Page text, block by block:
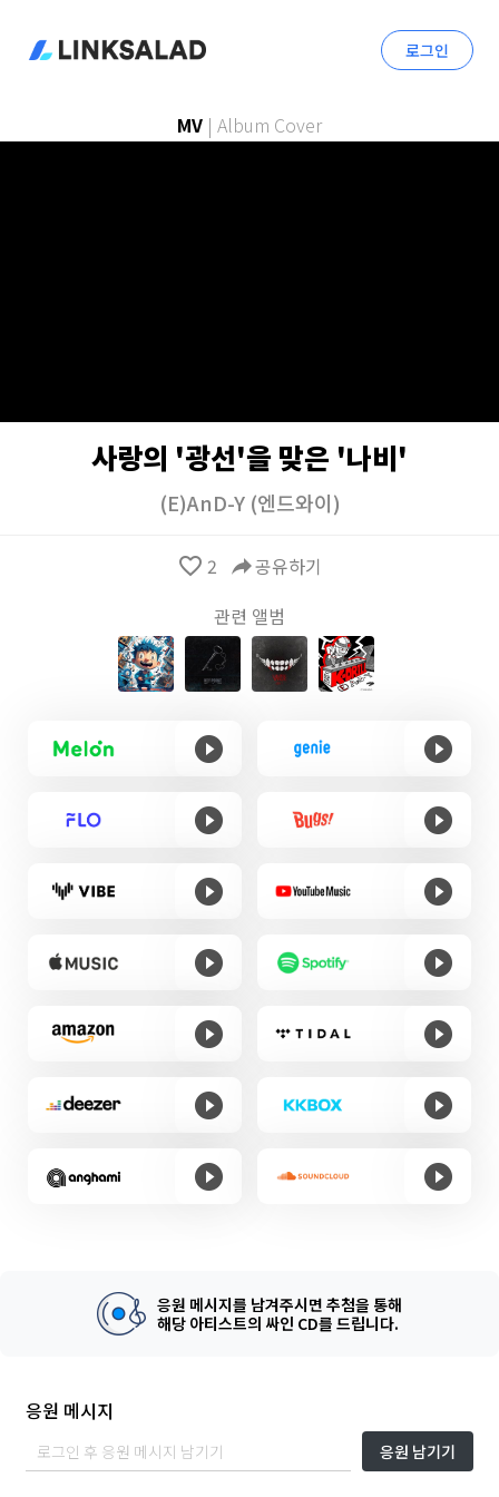
로그인
MV | Album Cover
사랑의 '광선'을 맞은 '나비'
(E)AnD-Y (엔드와이)
favorite_border 2 reply공유하기
관련 앨범
응원 메시지를 남겨주시면 추첨을 통해
해당 아티스트의 싸인 CD를 드립니다.
응원 메시지
응원 남기기